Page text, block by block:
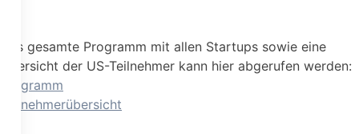
Das gesamte Programm mit allen Startups sowie eine
Übersicht der US-Teilnehmer kann hier abgerufen werden:
Programm
Teilnehmerübersicht